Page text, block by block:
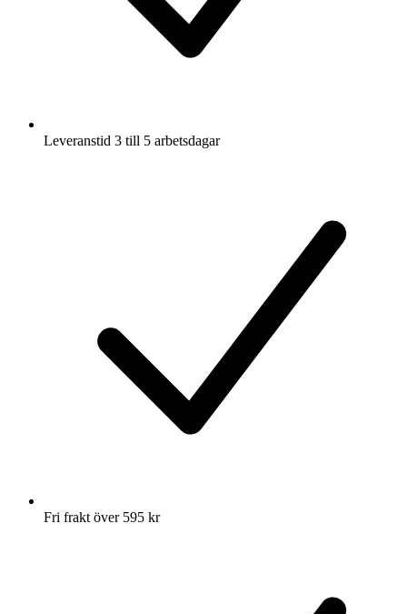
Leveranstid 3 till 5 arbetsdagar
Fri frakt över 595 kr